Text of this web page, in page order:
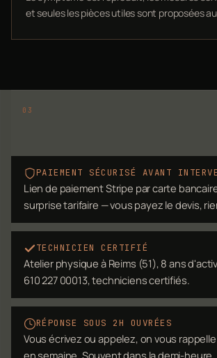
et seules les pièces utiles sont proposées
PAIEMENT SÉCURISÉ AVANT
Lien de paiement Stripe par carte
surprise tarifaire — vous payez le devis,
TECHNICIEN CERTIFIÉ
Atelier physique à Reims (51), 8 ans
610 227 00013, techniciens certifiés.
RÉPONSE SOUS 2H OUVRÉES
Vous écrivez ou appelez, on vous
en semaine. Souvent dans la demi-heure.